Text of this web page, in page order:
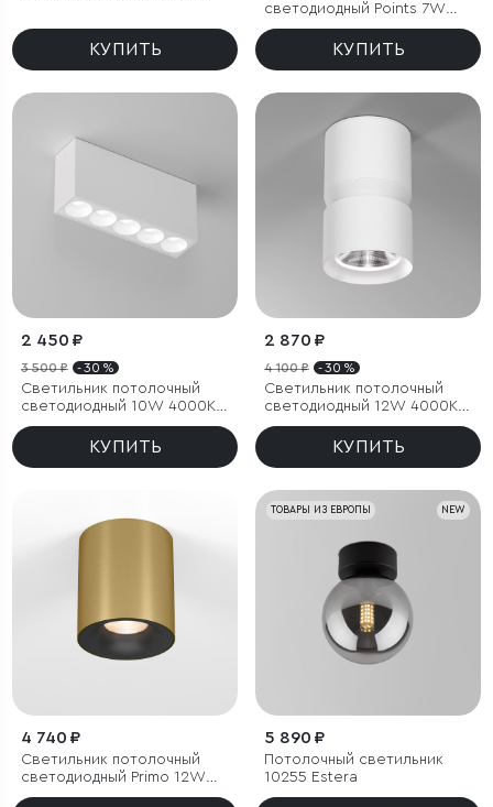
КУПИТЬ
светодиодный Points 7W
3000K черный
КУПИТЬ
2 450 ₽
3 500 ₽ - 30 %
Светильник потолочный
светодиодный 10W 4000K
белый Block
КУПИТЬ
2 870 ₽
4 100 ₽ - 30 %
Светильник потолочный
светодиодный 12W 4000К
белый
КУПИТЬ
4 740 ₽
Светильник потолочный
светодиодный Primo 12W
3000K латунь
NEW
ТОВАРЫ ИЗ ЕВРОПЫ
5 890 ₽
Потолочный светильник
10255 Estera